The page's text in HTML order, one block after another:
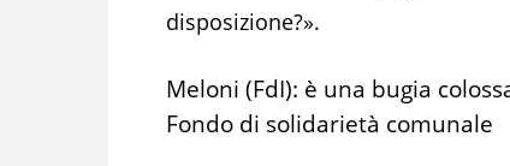
disposizione?».
Meloni (FdI): è una bugia
Fondo di solidarietà comunale